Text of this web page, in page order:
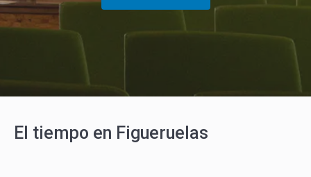
El tiempo en Figueruelas